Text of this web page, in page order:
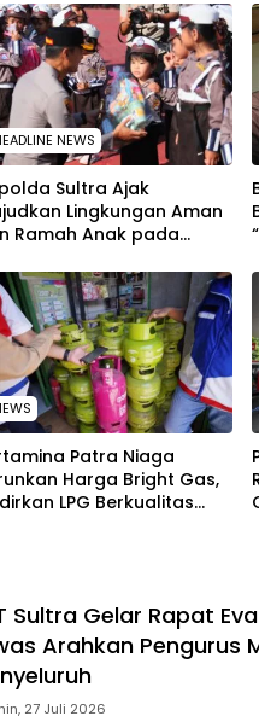
NEWS
Sultra Ajak
Lingkungan Aman
Ramah Anak pada
2026
Patra Niaga
Harga Bright Gas,
LPG Berkualitas
Sultra Gelar Rapat
Arahkan Pengurus
27 Juli 2026